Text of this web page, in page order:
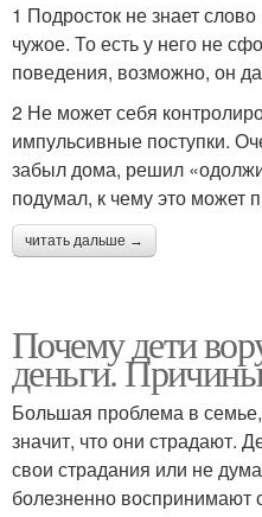
1 Подросток не знает
чужое. То есть у него не
поведения, возможно, он
2 Не может себя
импульсивные поступки.
забыл дома, решил
подумал, к чему это может
читать дальше →
Почему дети
деньги.
Большая проблема в
значит, что они страдают.
свои страдания или не
болезненно воспринимают